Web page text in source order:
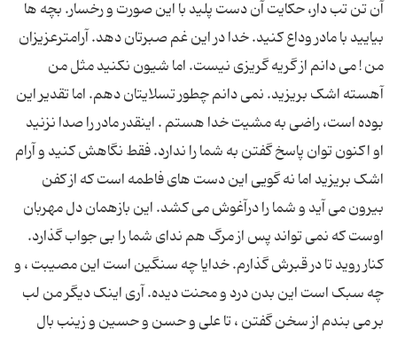
آن تن تب دار، حکایت آن دست پلید با این صورت و رخسار. بچه ها
بیایید با مادر وداع کنید. خدا در این غم صبرتان دهد. آرامترعزیزان
من ! می دانم از گریه گریزی نیست. اما شیون نکنید مثل من
آهسته اشک بریزید. نمی دانم چطور تسلایتان دهم. اما تقدیر این
بوده است، راضی به مشیت خدا هستم . اینقدر مادر را صدا نزنید
او اکنون توان پاسخ گفتن به شما را ندارد. فقط نگاهش کنید و آرام
اشک بریزید اما نه گویی این دست های فاطمه است که از کفن
بیرون می آید و شما را درآغوش می کشد. این بازهمان دل مهربان
اوست که نمی تواند پس از مرگ هم ندای شما را بی جواب گذارد.
کنار روید تا در قبرش گذارم. خدایا چه سنگین است این مصیبت ، و
چه سبک است این بدن درد و محنت دیده. آری اینک دیگر من لب
بر می بندم از سخن گفتن ، تا علی و حسن و حسین و زینب بال